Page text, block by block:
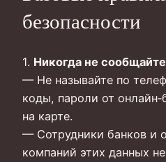
безопасности
1. Никогда не
— Не называйте по
коды, пароли от
на карте.
— Сотрудники банков и
компаний этих данных